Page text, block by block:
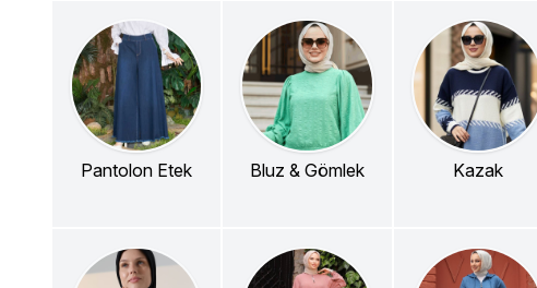
Pantolon Etek Bluz & Gömlek Kazak